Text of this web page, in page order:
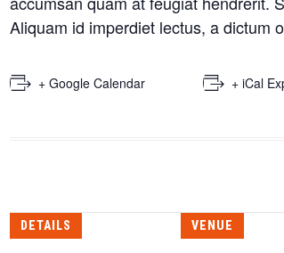
Aliquam id imperdiet lectus, a dictum
+ Google Calendar + iCal
DETAILS VENUE